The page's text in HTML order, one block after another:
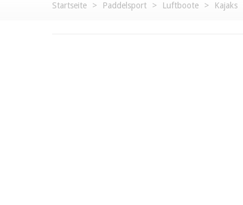
Startseite > Paddelsport > Luftboote > Kajaks